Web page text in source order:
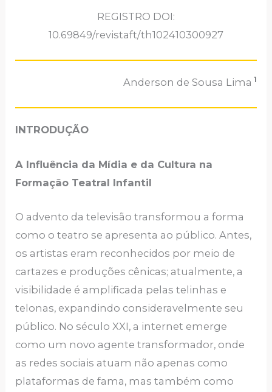
REGISTRO DOI:
10.69849/revistaft/th102410300927
Anderson de Sousa Lima 1
INTRODUÇÃO
A Influência da Mídia e da Cultura na
Formação Teatral Infantil
O advento da televisão transformou a forma
como o teatro se apresenta ao público. Antes,
os artistas eram reconhecidos por meio de
cartazes e produções cênicas; atualmente, a
visibilidade é amplificada pelas telinhas e
telonas, expandindo consideravelmente seu
público. No século XXI, a internet emerge
como um novo agente transformador, onde
as redes sociais atuam não apenas como
plataformas de fama, mas também como